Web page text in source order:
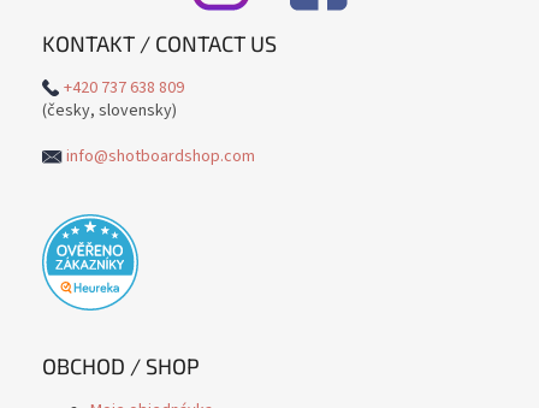
KONTAKT / CONTACT US
+420 737 638 809
(česky, slovensky)
info@shotboardshop.com
OBCHOD / SHOP